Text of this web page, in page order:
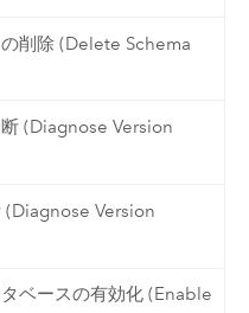
削除 (Delete Schema
(Diagnose Version
(Diagnose Version
ベースの有効化 (Enable